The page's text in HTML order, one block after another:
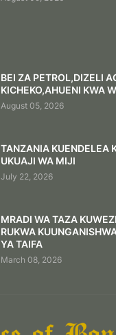
BEI ZA PETROL,DIZELI
KICHEKO,AHUENI KWA
August 05, 2026
TANZANIA KUENDELEA
UKUAJI WA MIJI
July 22, 2026
MRADI WA TAZA
RUKWA
YA TAIFA
March 08, 2026